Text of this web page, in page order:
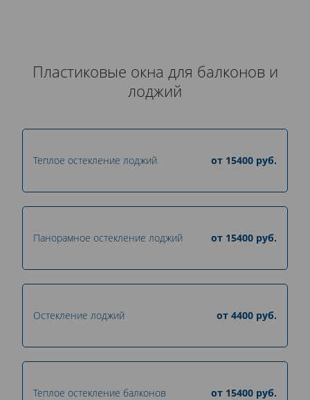
Пластиковые окна для балконов и
лоджий
Теплое остекление лоджий от 15400 руб.
Панорамное остекление лоджий от 15400 руб.
Остекление лоджий от 4400 руб.
Теплое остекление балконов от 15400 руб.